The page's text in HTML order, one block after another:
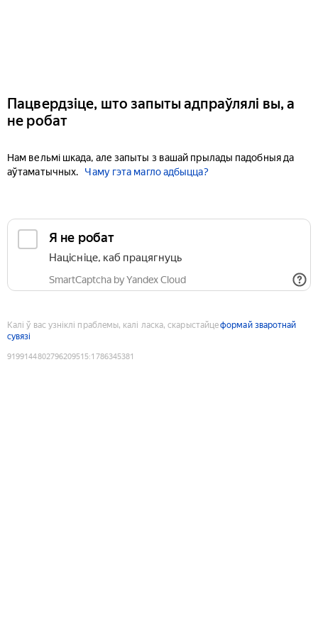
Пацвердзіце, што запыты адпраўлялі вы, а
не робат
Нам вельмі шкада, але запыты з вашай прылады падобныя да
аўтаматычных.
Чаму гэта магло адбыцца?
Я не робат
Націсніце, каб працягнуць
SmartCaptcha by Yandex Cloud
Калі ў вас узніклі праблемы, калі ласка, скарыстайцеформай зваротнай
сувязі
9199144802796209515:1786345381